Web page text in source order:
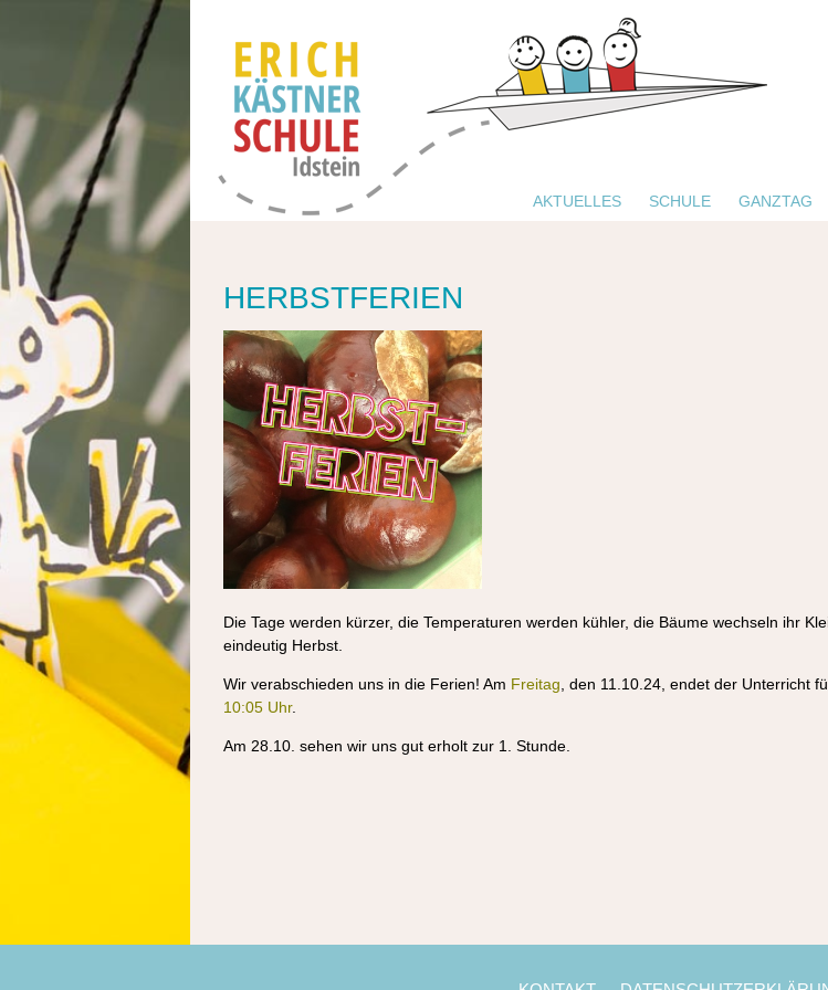
AKTUELLES SCHULE GANZTAG
HERBSTFERIEN
Die Tage werden kürzer, die Temperaturen werden kühler, die Bäume wechseln ihr
eindeutig Herbst.
Wir verabschieden uns in die Ferien! Am Freitag , den 11.10.24, endet der Unterricht
10:05 Uhr.
Am 28.10. sehen wir uns gut erholt zur 1. Stunde.